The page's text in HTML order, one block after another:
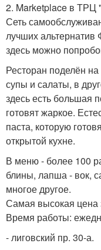
2. Marketplace в ТРЦ
Сеть
лучших альтернатив
здесь можно
Ресторан поделён
супы и салаты, в
здесь есть большая
готовят жаркое.
паста, которую
открытой кухне.
В меню - более 100
блины, лапша - вок,
многое другое.
Самая высокая цена
Время работы:
- лиговский пр. 30-а.